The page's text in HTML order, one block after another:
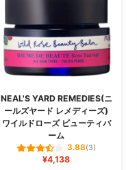
NEAL'S YARD REMEDIES(ニ
ールズヤード レメディーズ)
ワイルドローズ ビューティバ
ーム
3.88(3)
¥4,138